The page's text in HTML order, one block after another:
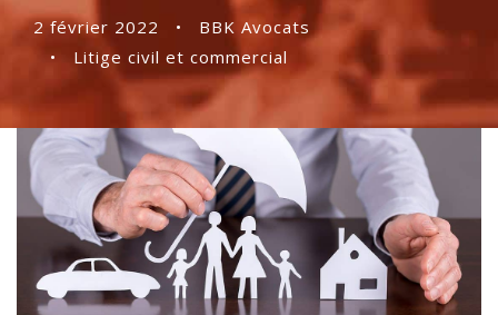
2 février 2022 •
BBK Avocats
•
Litige civil et commercial